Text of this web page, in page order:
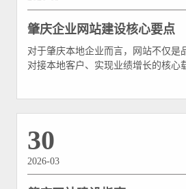
肇庆企业网站建设核心要点
对于肇庆本地企业而言，网站不仅是
对接本地客户、实现业绩增长的核心
行业属性，又能精准匹配本地用户
“吸睛”，更能“留客”。本文结合肇庆
30
2026-03